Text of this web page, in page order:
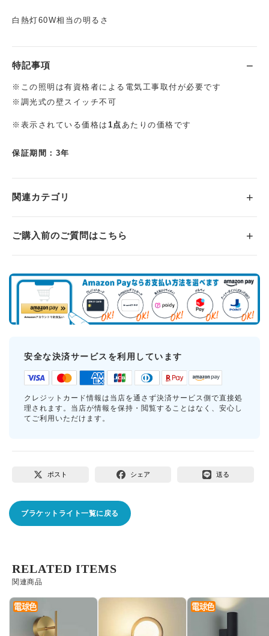
白熱灯60W相当の明るさ
特記事項
※この照明は有資格者による電気工事取付が必要です
※調光式の壁スイッチ不可
※表示されている価格は 1点あたりの価格です
保証期間：3年
関連カテゴリ
ご購入前のご質問はこちら
安全な決済サービスを利用しています
クレジットカード情報は当店を通さず決済サービス側で直接処
理されます。当店が情報を保持・閲覧することはなく、安心し
てご利用いただけます。
ポスト シェア 送る
ブラケットライト一覧に戻る
関連商品
RELATED ITEMS